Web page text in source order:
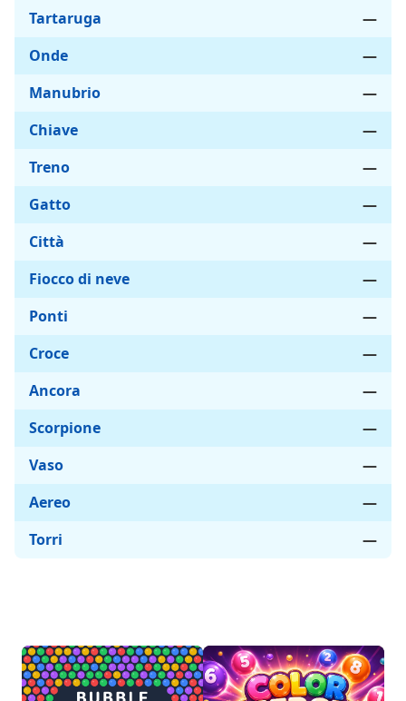
Tartaruga
—
Onde
—
Manubrio
—
Chiave
—
Treno
—
Gatto
—
Città
—
Fiocco di neve
—
Ponti
—
Croce
—
Ancora
—
Scorpione
—
Vaso
—
Aereo
—
Torri
—